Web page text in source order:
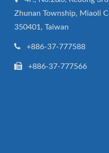
Zhunan Township, Miaoli
350401, Taiwan
+886-37-777588
+886-37-777566